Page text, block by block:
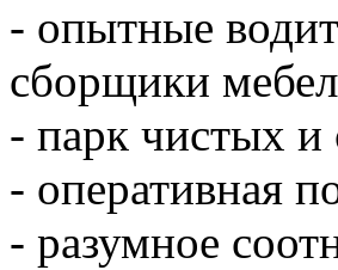
- опытные
сборщики
- парк чистых и
- оперативная
- разумное